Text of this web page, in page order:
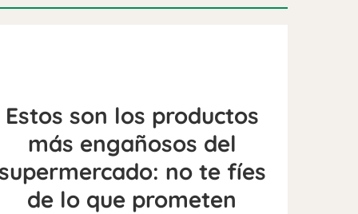
Estos son los productos
más engañosos del
no te fíes
de lo que prometen